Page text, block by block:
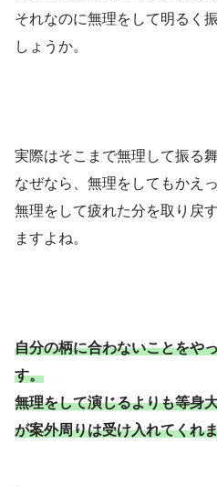
それなのに無理をして明るく
しょうか。
実際はそこまで無理して振る
なぜなら、無理をしてもかえ
無理をして疲れた分を取り戻
ますよね。
自分の柄に合わないことをや
す。
無理をして演じるよりも等身
が案外周りは受け入れてくれ